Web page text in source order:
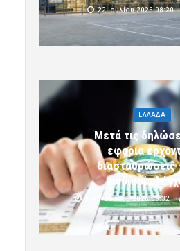
22 Ιουλίου 2025 08:20
ΕΛΛΑΔΑ
Μετά τις
εφορία
διασταυρώσεις
κωδικοί
5 Αυγούστου 2026 09:32